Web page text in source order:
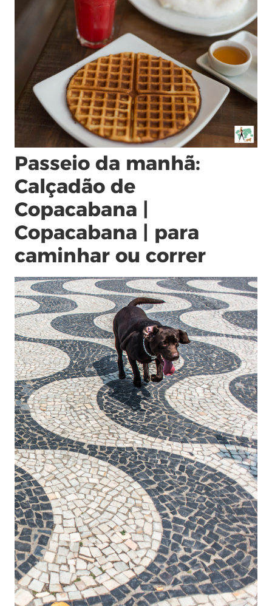
Passeio da manhã:
Calçadão de
Copacabana |
Copacabana | para
caminhar ou correr